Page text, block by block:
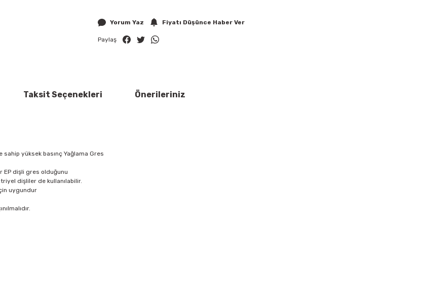
Yorum Yaz Fiyatı Düşünce Haber Ver
Paylaş
Taksit Seçenekleri Önerileriniz
yüksek basınç Yağlama Gres
EP dişli gres olduğunu
dişliler de kullanılabilir.
uygundur